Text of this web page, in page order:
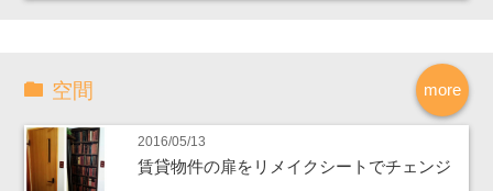
more
空間
2016/05/13
賃貸物件の扉をリメイクシートでチェンジ